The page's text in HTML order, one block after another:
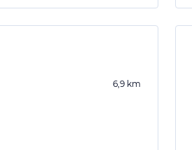
6,9 km